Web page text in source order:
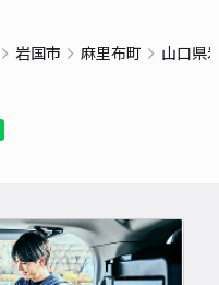
岩国市 麻里布町 山口県